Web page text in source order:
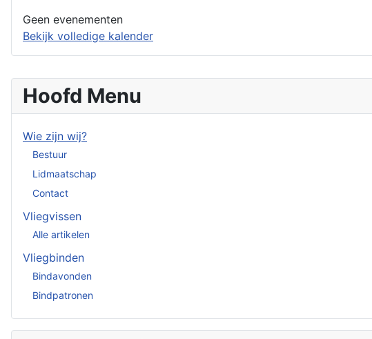
Hoofd Menu
Wie zijn wij?
Bestuur
Lidmaatschap
Contact
Vliegvissen
Alle artikelen
Vliegbinden
Bindavonden
Bindpatronen
Geen evenementen
Bekijk volledige kalender